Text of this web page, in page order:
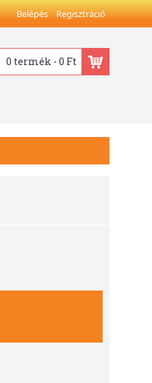
Belépés Regisztráció
0 termék - 0 Ft